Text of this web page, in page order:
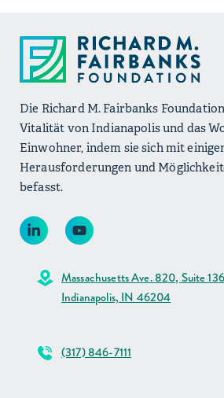
Die Richard M. Fairbanks
Vitalität von Indianapolis und das
Einwohner, indem sie sich mit
Herausforderungen und
befasst.
Massachusetts Ave. 820, Suite
Indianapolis, IN 46204
(317) 846-7111